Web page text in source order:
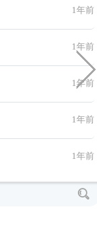
1年前
1年前
1年前
1年前
1年前